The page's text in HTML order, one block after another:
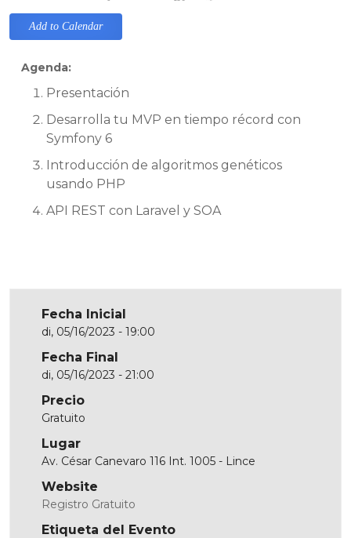
Add to Calendar
Agenda:
Presentación
Desarrolla tu MVP en tiempo récord con
Symfony 6
Introducción de algoritmos genéticos
usando PHP
API REST con Laravel y SOA
Fecha Inicial
di, 05/16/2023 - 19:00
Fecha Final
di, 05/16/2023 - 21:00
Precio
Gratuito
Lugar
Av. César Canevaro 116 Int. 1005 - Lince
Website
Registro Gratuito
Etiqueta del Evento